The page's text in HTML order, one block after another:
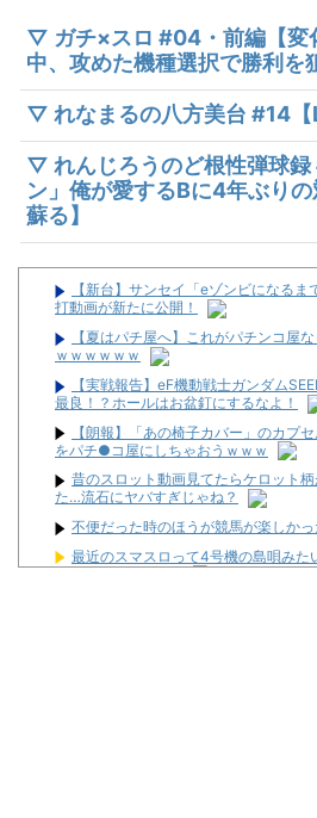
▽ ガチ×スロ #04・前編【変
中、攻めた機種選択で勝利を
▽ れなまるの八方美台 #14【
▽ れんじろうのど根性弾球
ン」俺が愛するBに4年ぶり
蘇る】
【新台】サンセイ「eゾンビになる
打動画が新たに公開！
【夏はパチ屋へ】これがパチンコ屋
ｗｗｗｗｗｗ
【実戦報告】eF機動戦士ガンダム
最良！？ホールはお盆釘にするなよ！
【朗報】「あの椅子カバー」のカプ
をパチ●コ屋にしちゃおうｗｗｗ
昔のスロット動画見てたらケロット
た…流石にヤバすぎじゃね？
不便だった時のほうが競馬が楽しかっ
最近のスマスロって4号機の島唄み
に期待値溜まってる